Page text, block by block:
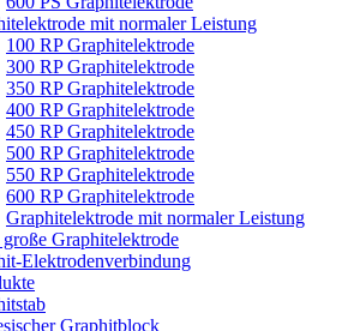
mit normaler Leistung
100 RP Graphitelektrode
300 RP Graphitelektrode
350 RP Graphitelektrode
400 RP Graphitelektrode
450 RP Graphitelektrode
500 RP Graphitelektrode
550 RP Graphitelektrode
600 RP Graphitelektrode
Graphitelektrode mit normaler Leistung
Graphitelektrode
Elektrodenverbindung
Graphitblock